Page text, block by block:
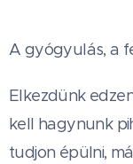
A gyógyulás, a
Elkezdünk
kell hagynunk
tudjon épülni,